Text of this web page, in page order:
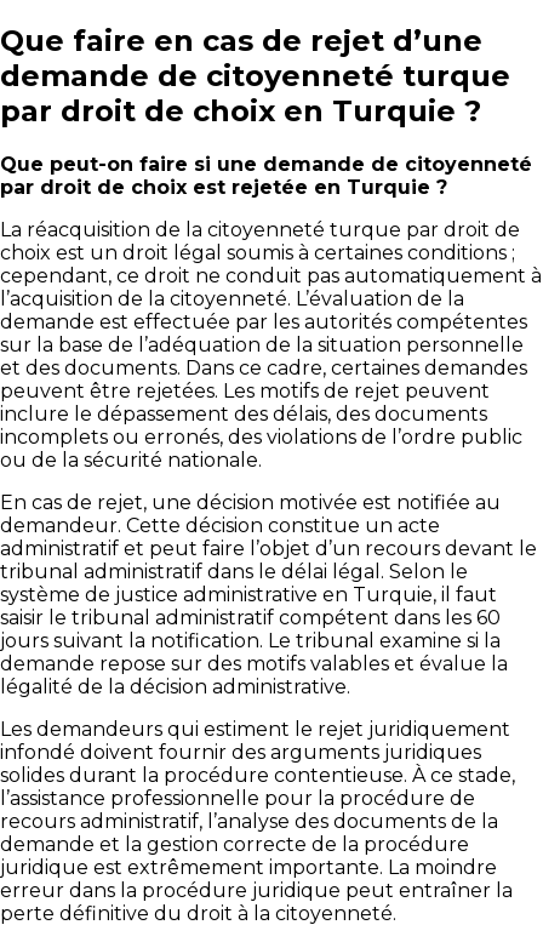
Que faire en cas de rejet d’une
demande de citoyenneté turque
par droit de choix en Turquie ?
Que peut-on faire si une demande de citoyenneté
par droit de choix est rejetée en Turquie ?
La réacquisition de la citoyenneté turque par droit de
choix est un droit légal soumis à certaines conditions ;
cependant, ce droit ne conduit pas automatiquement à
l’acquisition de la citoyenneté. L’évaluation de la
demande est effectuée par les autorités compétentes
sur la base de l’adéquation de la situation personnelle
et des documents. Dans ce cadre, certaines demandes
peuvent être rejetées. Les motifs de rejet peuvent
inclure le dépassement des délais, des documents
incomplets ou erronés, des violations de l’ordre public
ou de la sécurité nationale.
En cas de rejet, une décision motivée est notifiée au
demandeur. Cette décision constitue un acte
administratif et peut faire l’objet d’un recours devant le
tribunal administratif dans le délai légal. Selon le
système de justice administrative en Turquie, il faut
saisir le tribunal administratif compétent dans les 60
jours suivant la notification. Le tribunal examine si la
demande repose sur des motifs valables et évalue la
légalité de la décision administrative.
Les demandeurs qui estiment le rejet juridiquement
infondé doivent fournir des arguments juridiques
solides durant la procédure contentieuse. À ce stade,
l’assistance professionnelle pour la procédure de
recours administratif, l’analyse des documents de la
demande et la gestion correcte de la procédure
juridique est extrêmement importante. La moindre
erreur dans la procédure juridique peut entraîner la
perte définitive du droit à la citoyenneté.